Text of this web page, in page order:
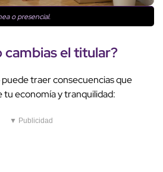
o presencial.
cambias el titular?
traer consecuencias que
economía y tranquilidad:
▼ Publicidad